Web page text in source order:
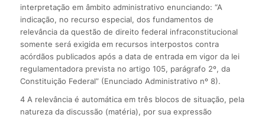
interpretação em âmbito administrativo enunciando: “A
indicação, no recurso especial, dos fundamentos de
relevância da questão de direito federal infraconstitucional
somente será exigida em recursos interpostos contra
acórdãos publicados após a data de entrada em vigor da lei
regulamentadora prevista no artigo 105, parágrafo 2º, da
Constituição Federal” (Enunciado Administrativo nº 8).
4 A relevância é automática em três blocos de situação, pela
natureza da discussão (matéria), por sua expressão